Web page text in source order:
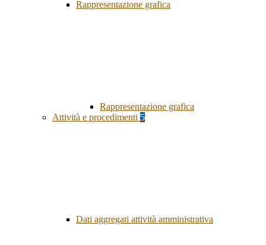
Rappresentazione grafica
Rappresentazione grafica
Attività e procedimenti 5
Dati aggregati attività amministrativa